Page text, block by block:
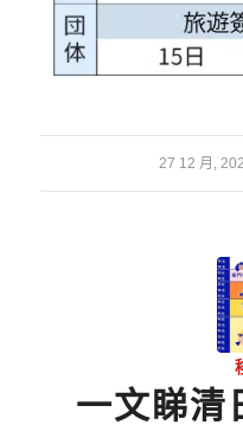
27 12 月,
/
一文睇清